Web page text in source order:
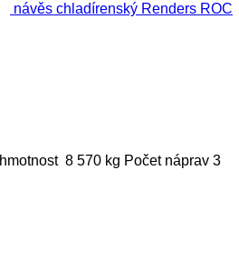
návěs chladírenský Renders ROC
8 570 kg Počet náprav 3